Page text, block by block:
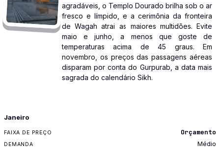
agradáveis, o Templo Dourado brilha sob o ar
fresco e límpido, e a cerimônia da fronteira
de Wagah atrai as maiores multidões. Evite
maio e junho, a menos que goste de
temperaturas acima de 45 graus. Em
novembro, os preços das passagens aéreas
disparam por conta do Gurpurab, a data mais
sagrada do calendário Sikh.
MÊS
Janeiro
Orçamento
Médio